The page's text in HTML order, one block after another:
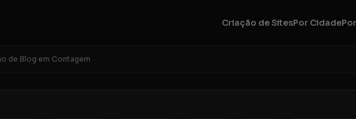
Criação de SitesPor Cidade
de Blog em Contagem